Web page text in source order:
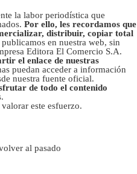
la labor periodística que
Por ello, les recordamos que
distribuir, copiar total
publicamos en nuestra web, sin
Editora El Comercio S.A.
el enlace de nuestras
puedan acceder a información
nuestra fuente oficial.
de todo el contenido
este esfuerzo.
al pasado